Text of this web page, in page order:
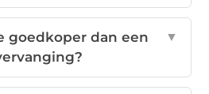
goedkoper dan een
▼